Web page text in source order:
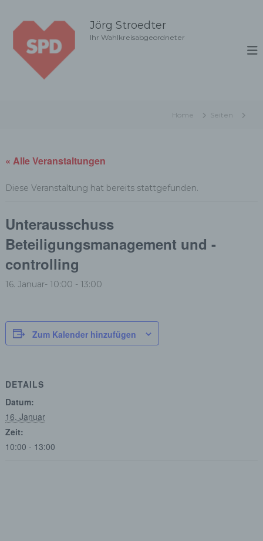
Jörg Stroedter
Ihr Wahlkreisabgeordneter
Home Seiten
« Alle Veranstaltungen
Diese Veranstaltung hat bereits stattgefunden.
Unterausschuss
Beteiligungsmanagement und -
controlling
16. Januar- 10:00 - 13:00
Zum Kalender hinzufügen
DETAILS
Datum:
16. Januar
Zeit:
10:00 - 13:00